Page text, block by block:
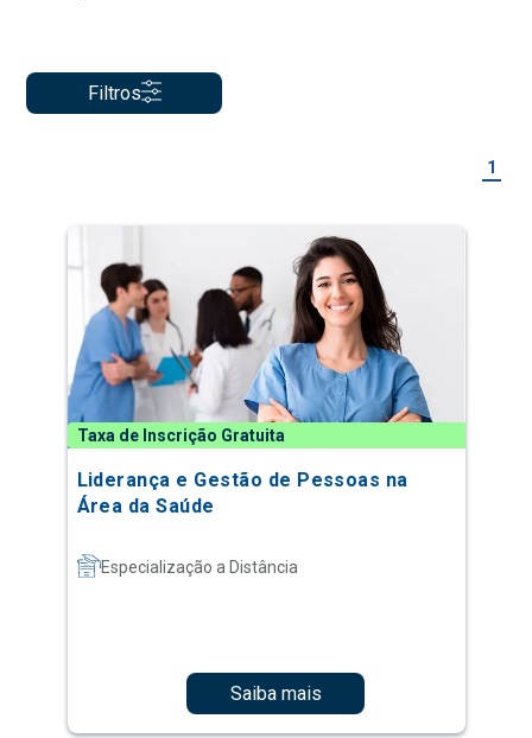
Filtros
1
Taxa de Inscrição Gratuita
Liderança e Gestão de Pessoas na
Área da Saúde
Especialização a Distância
Saiba mais